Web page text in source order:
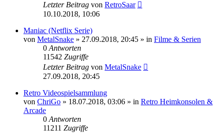
Letzter Beitrag von RetroSaar
10.10.2018, 10:06
Maniac (Netflix Serie)
von MetalSnake » 27.09.2018, 20:45 » in Filme & Serien
0Antworten
11542 Zugriffe
Letzter Beitrag von MetalSnake
27.09.2018, 20:45
Retro Videospielsammlung
von ChriGo » 18.07.2018, 03:06 » in Retro Heimkonsolen &
Arcade
0Antworten
11211 Zugriffe